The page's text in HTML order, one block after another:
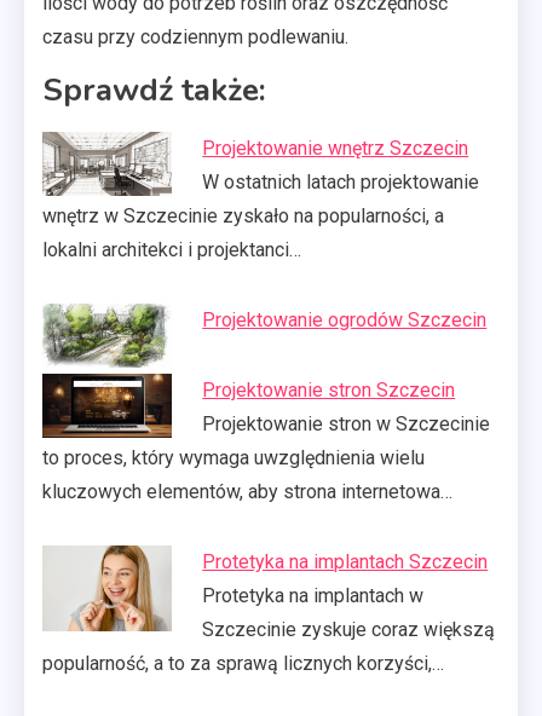
czasu przy codziennym podlewaniu.
Sprawdź także:
Projektowanie wnętrz Szczecin
W ostatnich latach projektowanie
wnętrz w Szczecinie zyskało na popularności, a
lokalni architekci i projektanci…
Projektowanie ogrodów Szczecin
Projektowanie stron Szczecin
Projektowanie stron w Szczecinie
to proces, który wymaga uwzględnienia wielu
kluczowych elementów, aby strona internetowa…
Protetyka na implantach Szczecin
Protetyka na implantach w
Szczecinie zyskuje coraz większą
popularność, a to za sprawą licznych korzyści,…